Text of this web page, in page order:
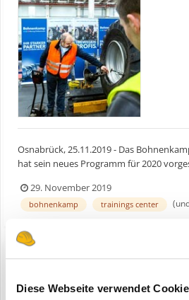
Diese Webseite verwendet
Osnabrück, 25.11.2019 - Das
hat sein neues Programm für 2020
enger Kooperation mit dem
der LandBauTechnik Akademie werden
29. November 2019
bohnenkamp trainings center
Bohnenkamp Training